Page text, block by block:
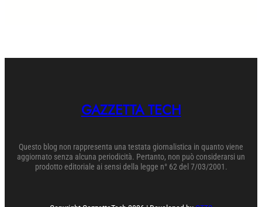
GAZZETTA TECH
Questo blog non rappresenta una testata giornalistica in quanto viene
aggiornato senza alcuna periodicità. Pertanto, non può considerarsi un
prodotto editoriale ai sensi della legge n° 62 del 7/03/2001.